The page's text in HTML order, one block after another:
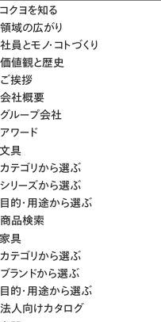
コクヨを知る
領域の広がり
社員とモノ・コトづくり
価値観と歴史
ご挨拶
会社概要
グループ会社
アワード
文具
カテゴリから選ぶ
シリーズから選ぶ
目的・用途から選ぶ
商品検索
家具
カテゴリから選ぶ
ブランドから選ぶ
目的・用途から選ぶ
法人向けカタログ